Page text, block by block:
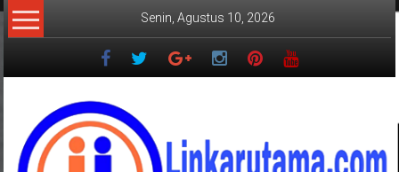
Lompat
ke
Senin, Agustus 10, 2026